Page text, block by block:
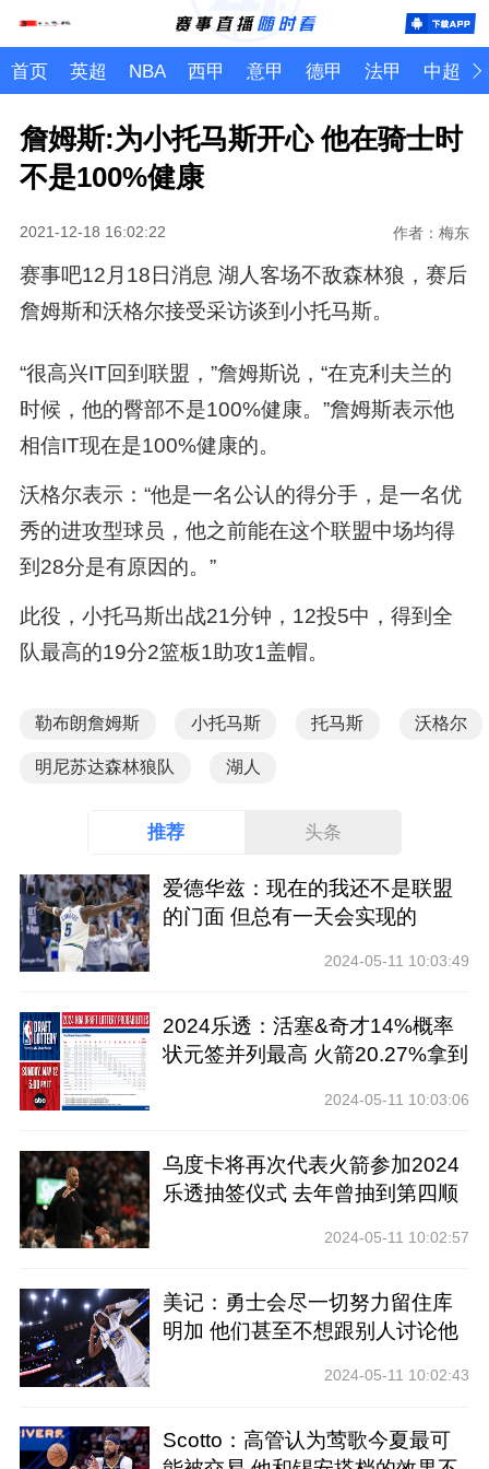
首页 英超 NBA 西甲 意甲 德甲 法甲 中超
詹姆斯:为小托马斯开心 他在骑士时
不是100%健康
2021-12-18 16:02:22 作者：梅东
赛事吧12月18日消息 湖人客场不敌森林狼，赛后
詹姆斯和沃格尔接受采访谈到小托马斯。
“很高兴IT回到联盟，”詹姆斯说，“在克利夫兰的
时候，他的臀部不是100%健康。”詹姆斯表示他
相信IT现在是100%健康的。
沃格尔表示：“他是一名公认的得分手，是一名优
秀的进攻型球员，他之前能在这个联盟中场均得
到28分是有原因的。”
此役，小托马斯出战21分钟，12投5中，得到全
队最高的19分2篮板1助攻1盖帽。
勒布朗詹姆斯 小托马斯 托马斯 沃格尔
明尼苏达森林狼队 湖人
推荐 头条
爱德华兹：现在的我还不是联盟
的门面 但总有一天会实现的
2024-05-11 10:03:49
2024乐透：活塞&奇才14%概率
状元签并列最高 火箭20.27%拿到
2024-05-11 10:03:06
乌度卡将再次代表火箭参加2024
乐透抽签仪式 去年曾抽到第四顺
2024-05-11 10:02:57
美记：勇士会尽一切努力留住库
明加 他们甚至不想跟别人讨论他
2024-05-11 10:02:43
Scotto：高管认为莺歌今夏最可